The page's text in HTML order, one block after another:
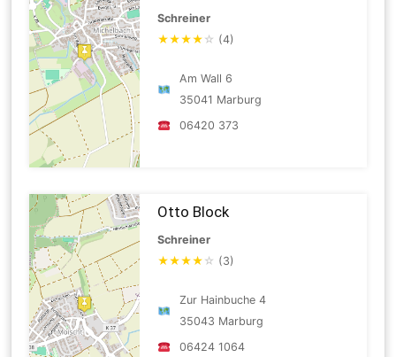
Schreiner
★★★★ ☆ (4)
Am Wall 6
35041 Marburg
06420 373
Otto Block
Schreiner
★★★★ ☆ (3)
Zur Hainbuche 4
35043 Marburg
06424 1064